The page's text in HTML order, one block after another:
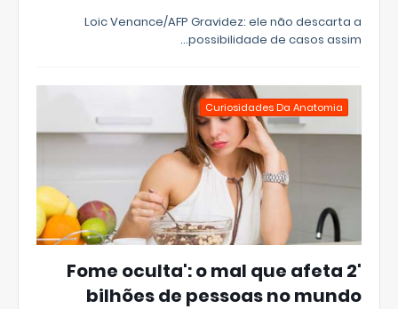
Loic Venance/AFP Gravidez: ele não descarta a
possibilidade de casos assim…
Curiosidades Da Anatomia
'Fome oculta': o mal que afeta 2
bilhões de pessoas no mundo